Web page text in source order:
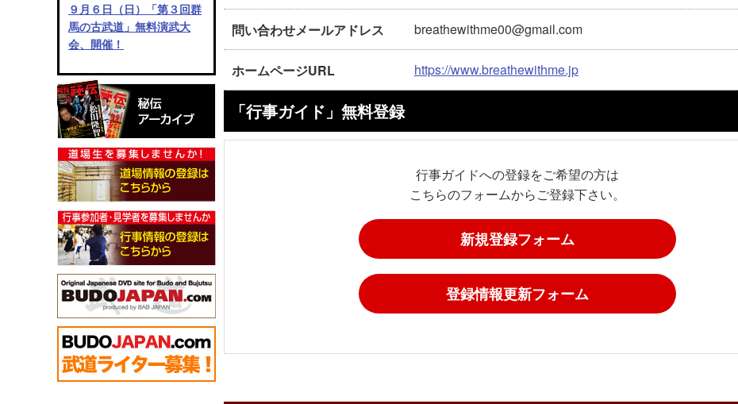
９月６日（日）「第３回群
馬の古武道」無料演武大
会、開催！
問い合わせメールアドレス breathewithme00@gmail.com
ホームページURL https://www.breathewithme.jp
「行事ガイド」無料登録
行事ガイドへの登録をご希望の方は
こちらのフォームからご登録下さい。
新規登録フォーム
登録情報更新フォーム